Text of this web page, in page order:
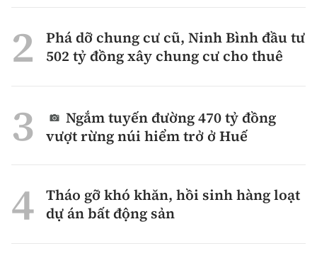
Phá dỡ chung cư cũ, Ninh Bình đầu tư
502 tỷ đồng xây chung cư cho thuê
Ngắm tuyến đường 470 tỷ đồng
vượt rừng núi hiểm trở ở Huế
Tháo gỡ khó khăn, hồi sinh hàng loạt
dự án bất động sản